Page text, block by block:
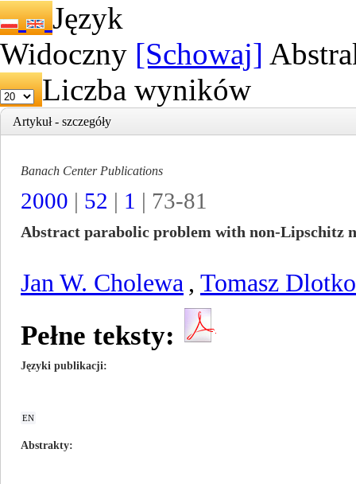
Język
Widoczny [Schowaj]
Liczba wyników
Artykuł - szczegóły
Banach Center Publications
2000 | 52 | 1 | 73-81
Abstract parabolic problem with non-Lipschitz
Jan W. Cholewa , Tomasz Dlotko
Pełne teksty:
Języki publikacji
EN
Abstrakty